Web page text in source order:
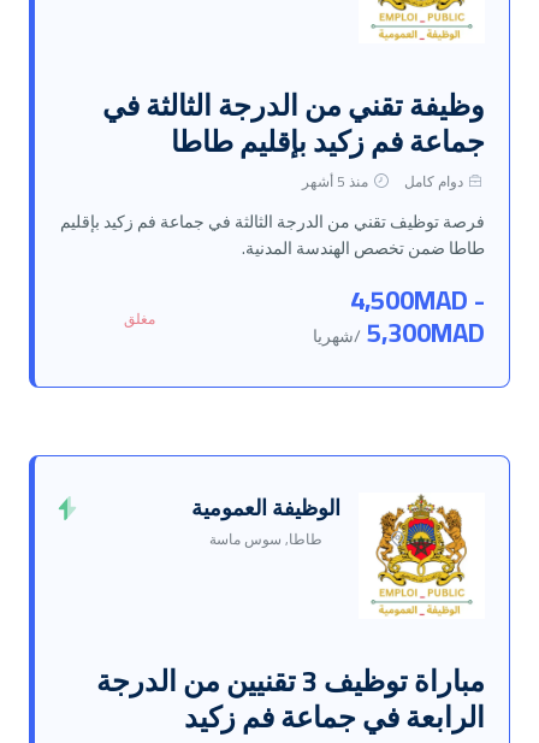
وظيفة تقني من الدرجة الثالثة في
جماعة فم زكيد بإقليم طاطا
دوام كامل منذ 5 أشهر
فرصة توظيف تقني من الدرجة الثالثة في جماعة فم زكيد بإقليم
طاطا ضمن تخصص الهندسة المدنية.
4,500MAD -
5,300MAD /شهريا
مغلق
الوظيفة العمومية
طاطا, سوس ماسة
مباراة توظيف 3 تقنيين من الدرجة
الرابعة في جماعة فم زكيد